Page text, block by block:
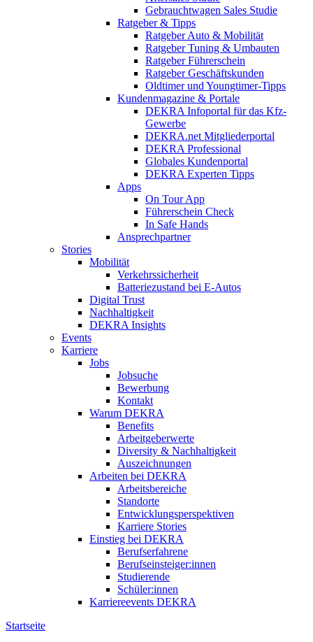
Gebrauchtwagen Sales Studie
Ratgeber & Tipps
Ratgeber Auto & Mobilität
Ratgeber Tuning & Umbauten
Ratgeber Führerschein
Ratgeber Geschäftskunden
Oldtimer und Youngtimer-Tipps
Kundenmagazine & Portale
DEKRA Infoportal für das Kfz-
Gewerbe
DEKRA.net Mitgliederportal
DEKRA Professional
Globales Kundenportal
DEKRA Experten Tipps
Apps
On Tour App
Führerschein Check
In Safe Hands
Ansprechpartner
Stories
Mobilität
Verkehrssicherheit
Batteriezustand bei E-Autos
Digital Trust
Nachhaltigkeit
DEKRA Insights
Events
Karriere
Jobs
Jobsuche
Bewerbung
Kontakt
Warum DEKRA
Benefits
Arbeitgeberwerte
Diversity & Nachhaltigkeit
Auszeichnungen
Arbeiten bei DEKRA
Arbeitsbereiche
Standorte
Entwicklungsperspektiven
Karriere Stories
Einstieg bei DEKRA
Berufserfahrene
Berufseinsteiger:innen
Studierende
Schüler:innen
Karriereevents DEKRA
Startseite